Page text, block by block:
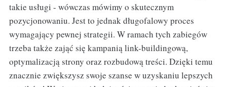
takie usługi - wówczas mówimy o skutecznym
pozycjonowaniu. Jest to jednak długofalowy proces
wymagający pewnej strategii. W ramach tych zabiegów
trzeba także zająć się kampanią link-buildingową,
optymalizacją strony oraz rozbudową treści. Dzięki temu
znacznie zwiększysz swoje szanse w uzyskaniu lepszych